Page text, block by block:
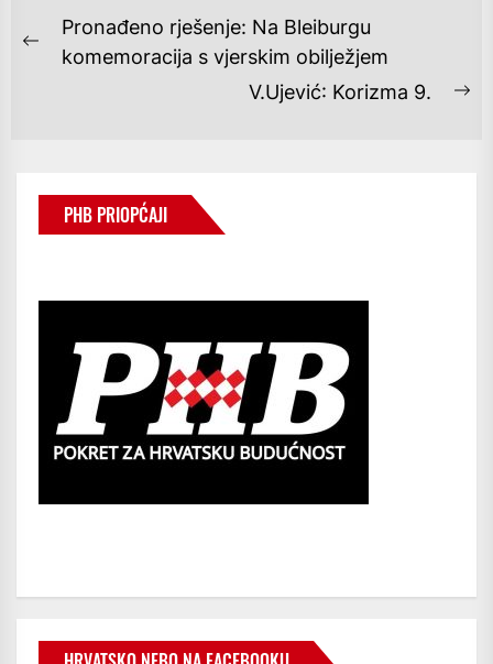
NAVIGACIJA
OBJAVA
Previous
Pronađeno rješenje: Na Bleiburgu
komemoracija s vjerskim obilježjem
V.Ujević: Korizma 9.
PHB PRIOPĆAJI